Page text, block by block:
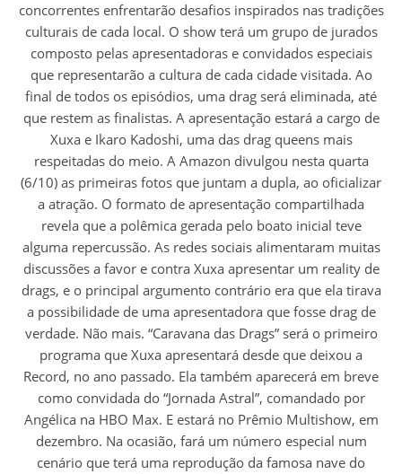
concorrentes enfrentarão desafios inspirados nas tradições
culturais de cada local. O show terá um grupo de jurados
composto pelas apresentadoras e convidados especiais
que representarão a cultura de cada cidade visitada. Ao
final de todos os episódios, uma drag será eliminada, até
que restem as finalistas. A apresentação estará a cargo de
Xuxa e Ikaro Kadoshi, uma das drag queens mais
respeitadas do meio. A Amazon divulgou nesta quarta
(6/10) as primeiras fotos que juntam a dupla, ao oficializar
a atração. O formato de apresentação compartilhada
revela que a polêmica gerada pelo boato inicial teve
alguma repercussão. As redes sociais alimentaram muitas
discussões a favor e contra Xuxa apresentar um reality de
drags, e o principal argumento contrário era que ela tirava
a possibilidade de uma apresentadora que fosse drag de
verdade. Não mais. “Caravana das Drags” será o primeiro
programa que Xuxa apresentará desde que deixou a
Record, no ano passado. Ela também aparecerá em breve
como convidada do “Jornada Astral”, comandado por
Angélica na HBO Max. E estará no Prêmio Multishow, em
dezembro. Na ocasião, fará um número especial num
cenário que terá uma reprodução da famosa nave do